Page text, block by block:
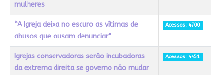
mulheres
“A Igreja deixa no escuro as vítimas de
abusos que ousam denunciar”
Acessos: 4700
Igrejas conservadoras serão incubadoras
da extrema direita se governo não mudar
Acessos: 4451